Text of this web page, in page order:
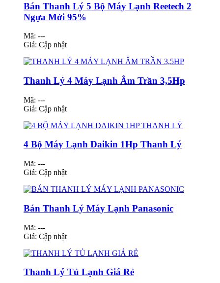
Bán Thanh Lý 5 Bộ Máy Lạnh Reetech 2
Ngựa Mới 95%
Mã: ---
Giá: Cập nhật
Thanh Lý 4 Máy Lạnh Âm Trần 3,5Hp
Mã: ---
Giá: Cập nhật
4 Bộ Máy Lạnh Daikin 1Hp Thanh Lý
Mã: ---
Giá: Cập nhật
Bán Thanh Lý Máy Lạnh Panasonic
Mã: ---
Giá: Cập nhật
Thanh Lý Tủ Lạnh Giá Rẻ